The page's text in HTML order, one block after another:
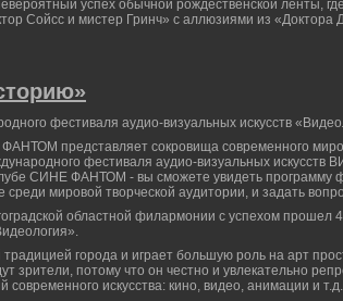
успех обычной рождественской ленты,
Сойсс и мистер Гринч» с аллюзиями из
фестиваля аудио-визуальных искусств
представляет сокровища современного
фестиваля аудио-визуальных искусств
СИНЕ ФАНТОМ - вы сможете увидеть программу
среди мировой творческой аудитории, и задать
областной филармонии с успехом
традицией города и играет большую роль на арт
зрители, потому что он честно и увлекательно
современного искусства: кино, видео, анимации и т.д.